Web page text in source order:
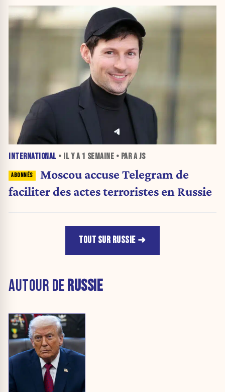
INTERNATIONAL • IL Y A 1 SEMAINE • PAR A JS
Moscou accuse Telegram de
faciliter des actes terroristes en Russie
TOUT SUR RUSSIE
AUTOUR DERUSSIE